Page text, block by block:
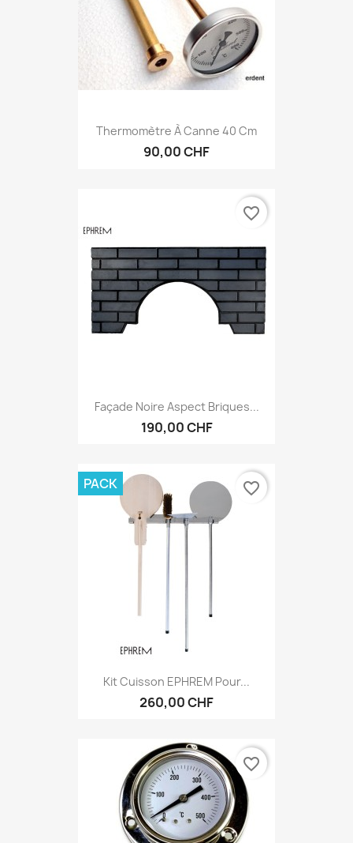
Thermomètre À Canne 40 Cm
90,00 CHF
Façade Noire Aspect Briques...
190,00 CHF
favorite_border
Kit Cuisson EPHREM Pour...
260,00 CHF
PACK favorite_border
favorite_border